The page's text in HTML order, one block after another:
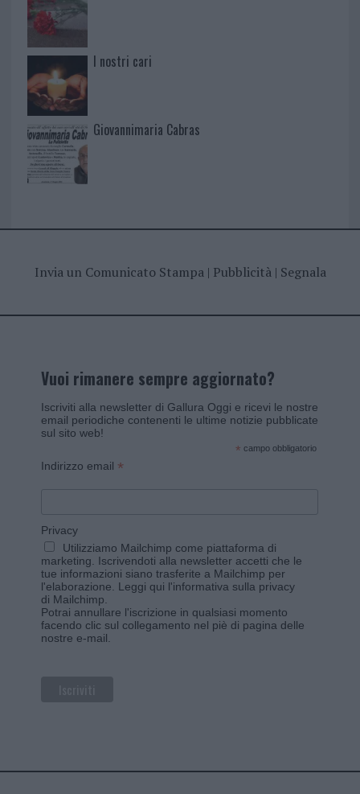
I nostri cari
Giovannimaria Cabras
Invia un Comunicato Stampa| Pubblicità| Segnala
Vuoi rimanere sempre aggiornato?
Iscriviti alla newsletter di Gallura Oggi e ricevi le nostre
email periodiche contenenti le ultime notizie pubblicate
sul sito web!
* campo obbligatorio
Indirizzo email *
Privacy
Utilizziamo Mailchimp come piattaforma di
marketing. Iscrivendoti alla newsletter accetti che le
tue informazioni siano trasferite a Mailchimp per
l'elaborazione. Leggi qui l'informativa sulla privacy
di Mailchimp
Potrai annullare l'iscrizione in qualsiasi momento
facendo clic sul collegamento nel piè di pagina delle
nostre e-mail.